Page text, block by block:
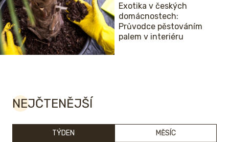
Exotika v českých
domácnostech:
Průvodce pěstováním
palem v interiéru
NEJČTENĚJŠÍ
TÝDEN MĚSÍC